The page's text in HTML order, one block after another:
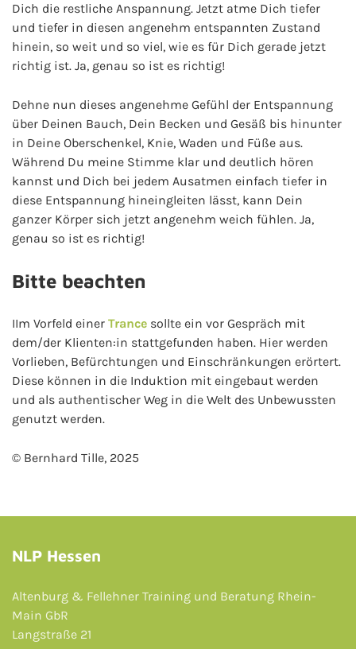
Dich die restliche Anspannung. Jetzt atme Dich tiefer
und tiefer in diesen angenehm entspannten Zustand
hinein, so weit und so viel, wie es für Dich gerade jetzt
richtig ist. Ja, genau so ist es richtig!
Dehne nun dieses angenehme Gefühl der Entspannung
über Deinen Bauch, Dein Becken und Gesäß bis hinunter
in Deine Oberschenkel, Knie, Waden und Füße aus.
Während Du meine Stimme klar und deutlich hören
kannst und Dich bei jedem Ausatmen einfach tiefer in
diese Entspannung hineingleiten lässt, kann Dein
ganzer Körper sich jetzt angenehm weich fühlen. Ja,
genau so ist es richtig!
Bitte beachten
IIm Vorfeld einer Trance sollte ein vor Gespräch mit
dem/der Klienten:in stattgefunden haben. Hier werden
Vorlieben, Befürchtungen und Einschränkungen erörtert.
Diese können in die Induktion mit eingebaut werden
und als authentischer Weg in die Welt des Unbewussten
genutzt werden.
© Bernhard Tille, 2025
NLP Hessen
Altenburg & Fellehner Training und Beratung Rhein-
Main GbR
Langstraße 21